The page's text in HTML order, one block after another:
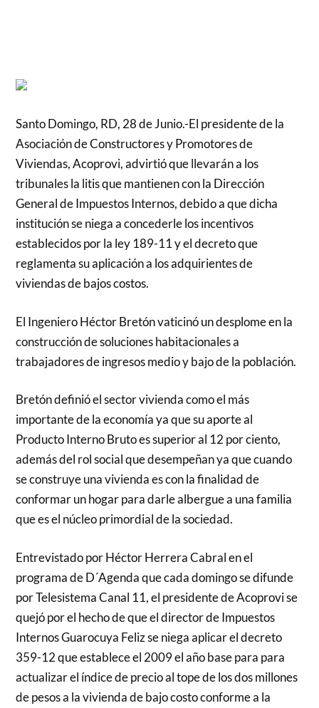
Santo Domingo, RD, 28 de Junio.-El presidente de la
Asociación de Constructores y Promotores de
Viviendas, Acoprovi, advirtió que llevarán a los
tribunales la litis que mantienen con la Dirección
General de Impuestos Internos, debido a que dicha
institución se niega a concederle los incentivos
establecidos por la ley 189-11 y el decreto que
reglamenta su aplicación a los adquirientes de
viviendas de bajos costos.
El Ingeniero Héctor Bretón vaticinó un desplome en la
construcción de soluciones habitacionales a
trabajadores de ingresos medio y bajo de la población.
Bretón definió el sector vivienda como el más
importante de la economía ya que su aporte al
Producto Interno Bruto es superior al 12 por ciento,
además del rol social que desempeñan ya que cuando
se construye una vivienda es con la finalidad de
conformar un hogar para darle albergue a una familia
que es el núcleo primordial de la sociedad.
Entrevistado por Héctor Herrera Cabral en el
programa de D´Agenda que cada domingo se difunde
por Telesistema Canal 11, el presidente de Acoprovi se
quejó por el hecho de que el director de Impuestos
Internos Guarocuya Feliz se niega aplicar el decreto
359-12 que establece el 2009 el año base para para
actualizar el índice de precio al tope de los dos millones
de pesos a la vivienda de bajo costo conforme a la